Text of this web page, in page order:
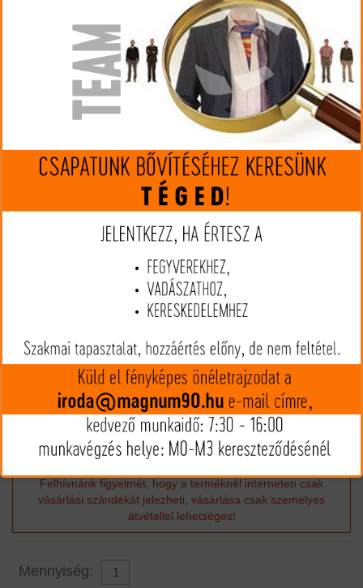
Hornady
HO80897
300 Blackout
MIP kártya jóváírás: Kártyát igényelek
Termék leírás
Hornady American Gunner 300 Blackout HP 125gr - Ha egy jól
bevált, közkedvelt lőszert szeretne, akkor az American Gunner
tökéletes választás. A Hornady első sorban sportlövészek
számára gyártja, de vadászatra és ön-illetve rendvédelemre is
remekül teljesít. Az egyik első termékcsaládként tökéletesen
kombinálja az évek során összeszedett tapasztalatot a modern
technológia nyújtotta gyártási módszerekkel. Tradicionális, teljes
köpenyes lövedékkel látták el, amit a gyártó AMP technológiával is
egymáshoz. A köpeny fala egyenletes vékonyságú, így röppályája
is megbízhatóan lapos, a lövedék pontos.
Hornady Ballisztikai táblázat
Felhívnánk figyelmét, hogy a terméknél interneten csak
vásárlási szándékát jelezheti, vásárlása csak személyes
átvétellel lehetséges!
Mennyiség: